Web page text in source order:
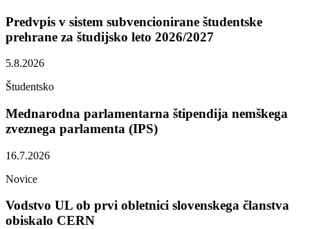
Predvpis v sistem subvencionirane študentske
prehrane za študijsko leto 2026/2027
5.8.2026
Študentsko
Mednarodna parlamentarna štipendija nemškega
zveznega parlamenta (IPS)
16.7.2026
Novice
Vodstvo UL ob prvi obletnici slovenskega članstva
obiskalo CERN